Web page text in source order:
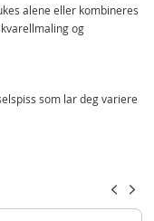
alene eller kombineres
og
som lar deg variere
for myke